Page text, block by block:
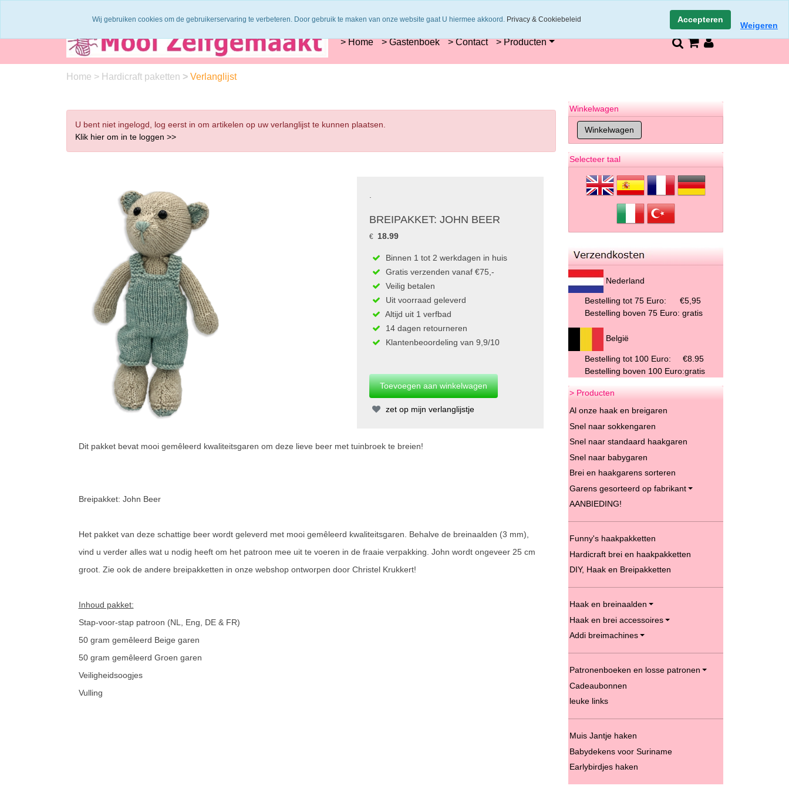
14 dagen retourneren en bedenktijd
> Home > Gastenboek > Contact > Producten
Home > Hardicraft paketten > Verlanglijst
U bent niet ingelogd, log eerst in om artikelen op uw verlanglijst te kunnen plaatsen.
Klik hier om in te loggen >>
BREIPAKKET: JOHN BEER
€ 18.99
Binnen 1 tot 2 werkdagen in huis
Gratis verzenden vanaf €75,-
Veilig betalen
Uit voorraad geleverd
Altijd uit 1 verfbad
14 dagen retourneren
Klantenbeoordeling van 9,9/10
zet op mijn verlanglijstje
Dit pakket bevat mooi gemêleerd kwaliteitsgaren om deze lieve beer met tuinbroek te breien!
Breipakket: John Beer
Het pakket van deze schattige beer wordt geleverd met mooi gemêleerd kwaliteitsgaren. Behalve de breinaalden (3 mm),
vind u verder alles wat u nodig heeft om het patroon mee uit te voeren in de fraaie verpakking. John wordt ongeveer 25 cm
groot. Zie ook de andere breipakketten in onze webshop ontworpen door Christel Krukkert!
Inhoud pakket:
Stap-voor-stap patroon (NL, Eng, DE & FR)
50 gram gemêleerd Beige garen
50 gram gemêleerd Groen garen
Veiligheidsoogjes
Vulling
Winkelwagen
Selecteer taal
Nederland
Bestelling tot 75 Euro:
€5,95
Bestelling boven 75 Euro: gratis
België
Bestelling tot 100 Euro: €8.95
Bestelling boven 100 Euro:gratis
> Producten
Al onze haak en breigaren
Snel naar sokkengaren
Snel naar standaard haakgaren
Snel naar babygaren
Brei en haakgarens sorteren
Garens gesorteerd op fabrikant
AANBIEDING!
Funny's haakpakketten
Hardicraft brei en haakpakketten
DIY, Haak en Breipakketten
Haak en breinaalden
Haak en brei accessoires
Addi breimachines
Patronenboeken en losse patronen
Cadeaubonnen
leuke links
Muis Jantje haken
Babydekens voor Suriname
Earlybirdjes haken
Wij gebruiken cookies om de gebruikerservaring te verbeteren. Door gebruik te maken van onze website gaat U hiermee akkoord. Privacy & Cookiebeleid Accepteren
Weigeren